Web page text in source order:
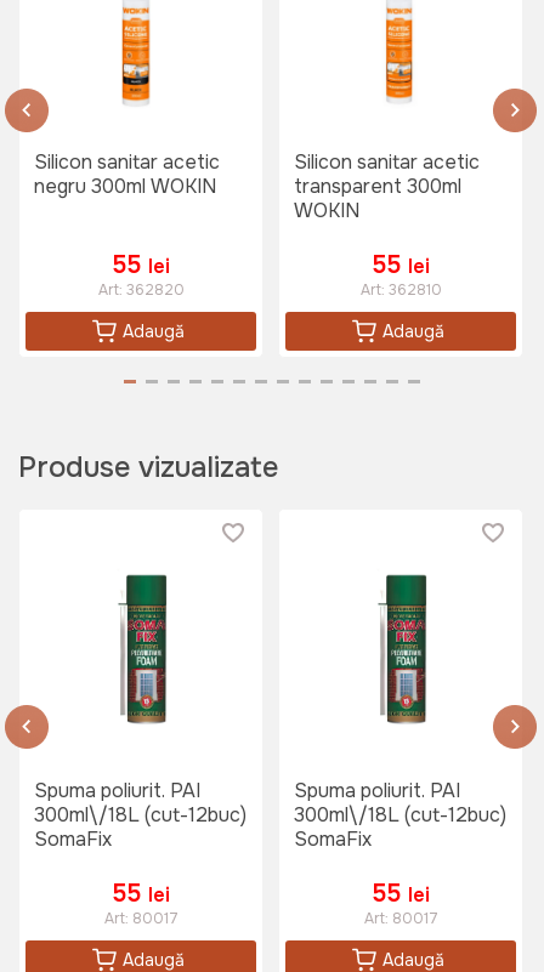
Silicon sanitar acetic
negru 300ml WOKIN
55 lei
Art: 362820
Adaugă
Silicon sanitar acetic
transparent 300ml
WOKIN
55 lei
Art: 362810
Adaugă
Produse vizualizate
Spuma poliurit. PAI
300ml\/18L (cut-12buc)
SomaFix
55 lei
Art: 80017
Adaugă
Spuma poliurit. PAI
300ml\/18L (cut-12buc)
SomaFix
55 lei
Art: 80017
Adaugă